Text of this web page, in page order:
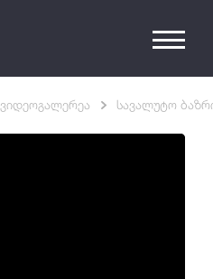
ვიდეოგალერეა სავალუტო